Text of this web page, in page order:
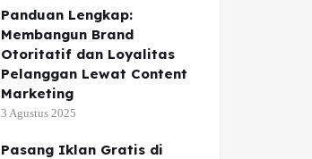
Panduan Lengkap:
Membangun Brand
Otoritatif dan Loyalitas
Pelanggan Lewat Content
Marketing
3 Agustus 2025
Pasang Iklan Gratis di